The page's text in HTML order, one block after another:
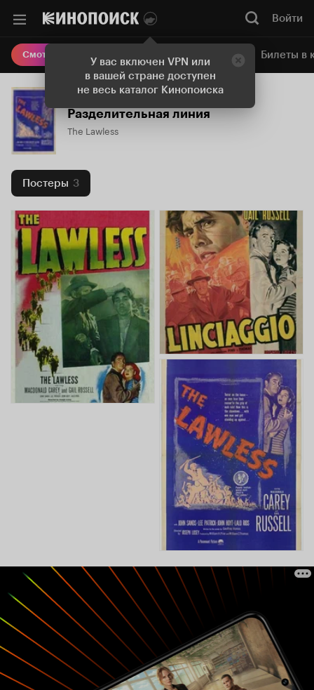
У вас включен VPN или
в вашей стране доступен
не весь каталог Кинопоиска
Войти
Смотреть кино Онлайн-кинотеатр Билеты в
Разделительная линия
The Lawless
Постеры 3